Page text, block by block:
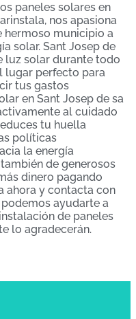
paneles solares en
nos apasiona
hermoso municipio a
solar. Sant Josep de
luz solar durante todo
lugar perfecto para
tus gastos
en Sant Josep de sa
al cuidado
tu huella
políticas
la energía
de generosos
dinero pagando
ahora y contacta con
ayudarte a
de paneles
lo agradecerán.